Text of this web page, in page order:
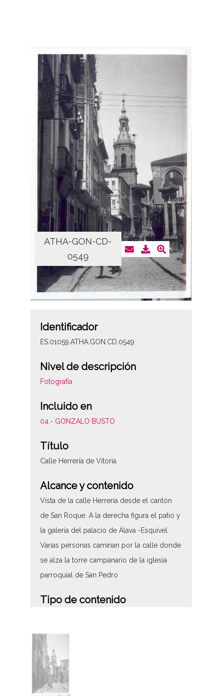
ATHA-GON-CD-
0549
Identificador
ES.01059.ATHA.GON.CD.0549
Nivel de descripción
Fotografía
Incluido en
04.- GONZALO BUSTO
Título
Calle Herrería de Vitoria
Alcance y contenido
Vista de la calle Herrería desde el cantón
de San Roque. A la derecha figura el patio y
la galería del palacio de Álava -Esquível.
Varias personas caminan por la calle donde
se alza la torre campanario de la iglesia
parroquial de San Pedro
Tipo de contenido
Características del soporte
Nitrato de celulosa
Fecha
19200101